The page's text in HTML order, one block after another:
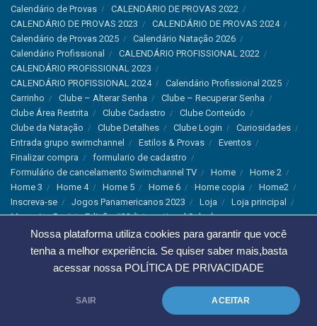
Nossa plataforma utiliza cookies para garantir que você
tenha a melhor experiência. Se quiser saber mais,basta
acessar nossa POLÍTICA DE PRIVACIDADE
SAIR ACEITAR
Calendário de Provas
CALENDÁRIO DE PROVAS 2022
CALENDÁRIO DE PROVAS 2023
CALENDÁRIO DE PROVAS 2024
Calendário de Provas 2025
Calendário Natação 2026
Calendário Profissional
CALENDÁRIO PROFISSIONAL 2022
CALENDÁRIO PROFISSIONAL 2023
CALENDÁRIO PROFISSIONAL 2024
Calendário Profissional 2025
Carrinho
Clube – Alterar Senha
Clube – Recuperar Senha
Clube Área Restrita
Clube Cadastro
Clube Conteúdo
Clube da Natação
Clube Detalhes Clube Login
Curiosidades
Entrada grupo swimchannel
Estilos & Provas
Eventos
Finalizar compra
formulario de cadastro
Formulário de cancelamento Swimchannel TV
Home
Home 2
Home 3
Home 4 Home 5 Home 6 Home copia
Home2
Inscreva-se
Jogos Panamericanos 2023 Loja
Loja principal
Magazine Revista Edição #33 (International Sales)
Magazine Swimchannel (International Sale)
Marcas
Minha conta
Newsletter Notícias
Notícias Instagram
Política de Cancelamento
Saúde
Thank You
Troca e Devolução